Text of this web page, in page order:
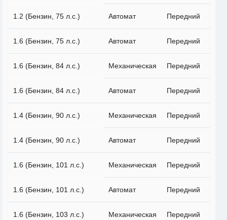
1.2 (Бензин, 75 л.с.) Автомат Передний
1.6 (Бензин, 75 л.с.) Автомат Передний
1.6 (Бензин, 84 л.с.) Механическая Передний
1.6 (Бензин, 84 л.с.) Автомат Передний
1.4 (Бензин, 90 л.с.) Механическая Передний
1.4 (Бензин, 90 л.с.) Автомат Передний
1.6 (Бензин, 101 л.с.) Механическая Передний
1.6 (Бензин, 101 л.с.) Автомат Передний
1.6 (Бензин, 103 л.с.) Механическая Передний